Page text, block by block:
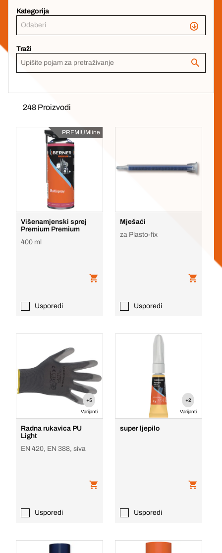
Kategorija
Odaberi
Traži
248 Proizvodi
PREMIUMline
Višenamjenski sprej
Premium Premium
400 ml
Usporedi
Mješaći
za Plasto-fix
Usporedi
+5
Varijanti
Radna rukavica PU
Light
EN 420, EN 388, siva
Usporedi
+2
Varijanti
super ljepilo
Usporedi